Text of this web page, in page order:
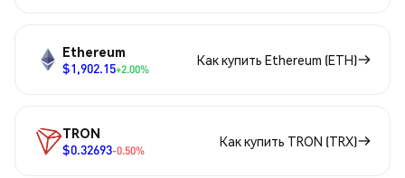
Ethereum
$1,902.15+2.00%
Как купить Ethereum (ETH)
TRON
$0.32693-0.50%
Как купить TRON (TRX)